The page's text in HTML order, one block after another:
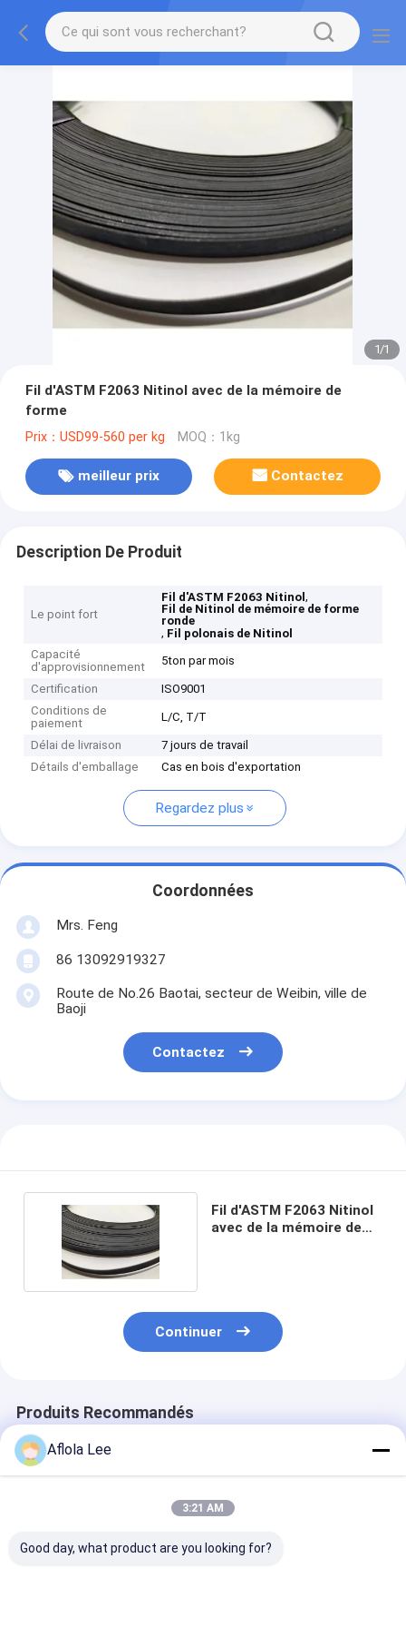
1/1
Fil d'ASTM F2063 Nitinol avec de la mémoire de
forme
Prix：USD99-560 per kg MOQ：1kg
meilleur prix Contactez
Description De Produit
Le point fort
Fil d'ASTM F2063 Nitinol,
Fil de Nitinol de mémoire de forme
ronde
, Fil polonais de Nitinol
Capacité
d'approvisionnement
5ton par mois
Certification
ISO9001
Conditions de
paiement
L/C, T/T
Délai de livraison
7 jours de travail
Détails d'emballage
Cas en bois d'exportation
Regardez plus
Coordonnées
Mrs. Feng
86 13092919327
Route de No.26 Baotai, secteur de Weibin, ville de
Baoji
Contactez
Fil d'ASTM F2063 Nitinol
avec de la mémoire de
Continuer
Produits Recommandés
Aflola Lee
3:21 AM
Good day, what product are you looking for?